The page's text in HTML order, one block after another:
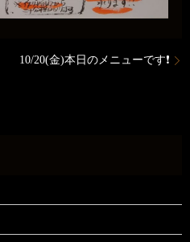
10/20(金)本日のメニューです❗